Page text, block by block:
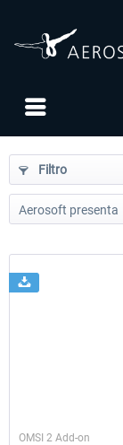
Filtro
OMSI 2 Add-on